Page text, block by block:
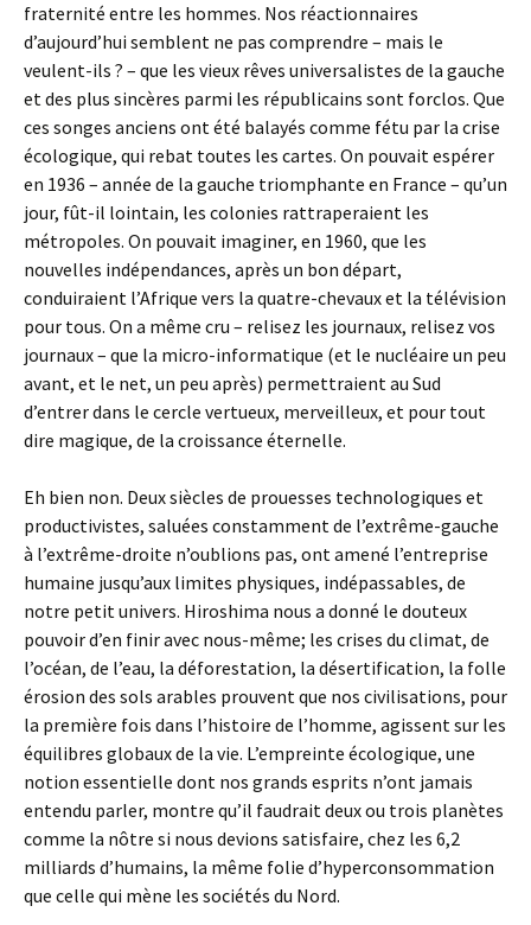
fraternité entre les hommes. Nos réactionnaires
d’aujourd’hui semblent ne pas comprendre – mais le
veulent-ils ? – que les vieux rêves universalistes de la gauche
et des plus sincères parmi les républicains sont forclos. Que
ces songes anciens ont été balayés comme fétu par la crise
écologique, qui rebat toutes les cartes. On pouvait espérer
en 1936 – année de la gauche triomphante en France – qu’un
jour, fût-il lointain, les colonies rattraperaient les
métropoles. On pouvait imaginer, en 1960, que les
nouvelles indépendances, après un bon départ,
conduiraient l’Afrique vers la quatre-chevaux et la télévision
pour tous. On a même cru – relisez les journaux, relisez vos
journaux – que la micro-informatique (et le nucléaire un peu
avant, et le net, un peu après) permettraient au Sud
d’entrer dans le cercle vertueux, merveilleux, et pour tout
dire magique, de la croissance éternelle.
Eh bien non. Deux siècles de prouesses technologiques et
productivistes, saluées constamment de l’extrême-gauche
à l’extrême-droite n’oublions pas, ont amené l’entreprise
humaine jusqu’aux limites physiques, indépassables, de
notre petit univers. Hiroshima nous a donné le douteux
pouvoir d’en finir avec nous-même; les crises du climat, de
l’océan, de l’eau, la déforestation, la désertification, la folle
érosion des sols arables prouvent que nos civilisations, pour
la première fois dans l’histoire de l’homme, agissent sur les
équilibres globaux de la vie. L’empreinte écologique, une
notion essentielle dont nos grands esprits n’ont jamais
entendu parler, montre qu’il faudrait deux ou trois planètes
comme la nôtre si nous devions satisfaire, chez les 6,2
milliards d’humains, la même folie d’hyperconsommation
que celle qui mène les sociétés du Nord.